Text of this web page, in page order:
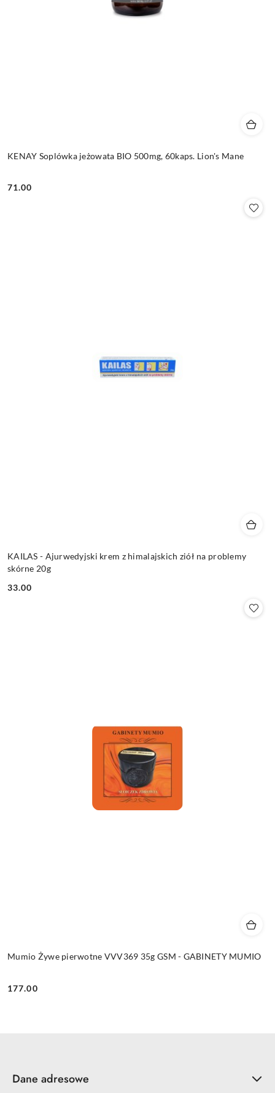
KENAY Soplówka jeżowata BIO 500mg, 60kaps. Lion's Mane
Cena:
71.00
KAILAS - Ajurwedyjski krem z himalajskich ziół na problemy
skórne 20g
Cena:
33.00
Mumio Żywe pierwotne VVV369 35g GSM - GABINETY MUMIO
Cena:
177.00
Dane adresowe